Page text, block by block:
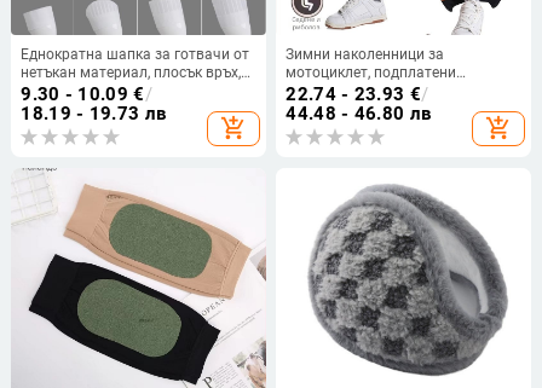
Еднократна шапка за готвачи от
нетъкан материал, плосък връх,
монохромен принт, възможност
за лого
9.30 - 10.09 €/
18.19 - 19.73 лв
add_shopping_cart
Зимни наколенници за
мотоциклет, подплатени
флийсом, дебели,
ветроустойчиви, за възрастни
карачи
22.74 - 23.93 €/
44.48 - 46.80 лв
add_shopping_cart